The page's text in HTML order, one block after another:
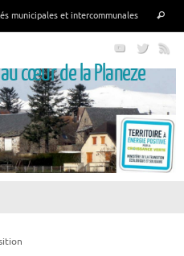
municipales et intercommunales
cœur de la Planeze